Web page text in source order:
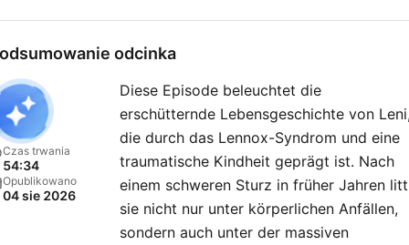
werden die Zuhörer um
Mithilfe gebeten. Jede
überraschenden Ausgang.
True Crime trifft Emotion –
„Julia Leischik: Spurlos“, alle
zwei Wochen neu am
Mittwoch. Du möchtest
Werbung in diesem Podcast
odcinka
Czas trwania
54:34
Opublikowano
04 sie 2026
Diese Episode beleuchtet die
erschütternde Lebensgeschichte von Leni,
die durch das Lennox-Syndrom und eine
traumatische Kindheit geprägt ist. Nach
einem schweren Sturz in früher Jahren litt
sie nicht nur unter körperlichen Anfällen,
sondern auch unter der massiven